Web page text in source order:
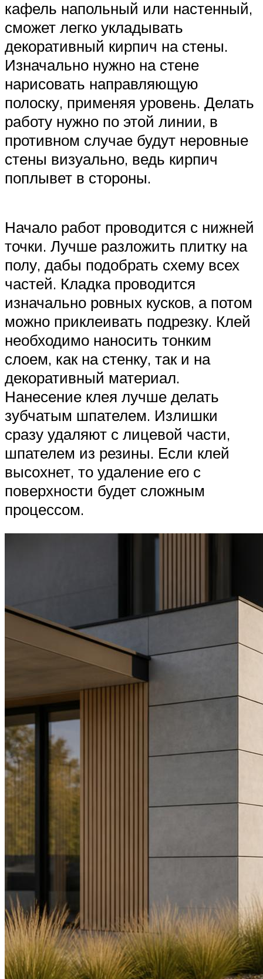
кафель напольный или настенный,
сможет легко укладывать
декоративный кирпич на стены.
Изначально нужно на стене
нарисовать направляющую
полоску, применяя уровень. Делать
работу нужно по этой линии, в
противном случае будут неровные
стены визуально, ведь кирпич
поплывет в стороны.
Начало работ проводится с нижней
точки. Лучше разложить плитку на
полу, дабы подобрать схему всех
частей. Кладка проводится
изначально ровных кусков, а потом
можно приклеивать подрезку. Клей
необходимо наносить тонким
слоем, как на стенку, так и на
декоративный материал.
Нанесение клея лучше делать
зубчатым шпателем. Излишки
сразу удаляют с лицевой части,
шпателем из резины. Если клей
высохнет, то удаление его с
поверхности будет сложным
процессом.